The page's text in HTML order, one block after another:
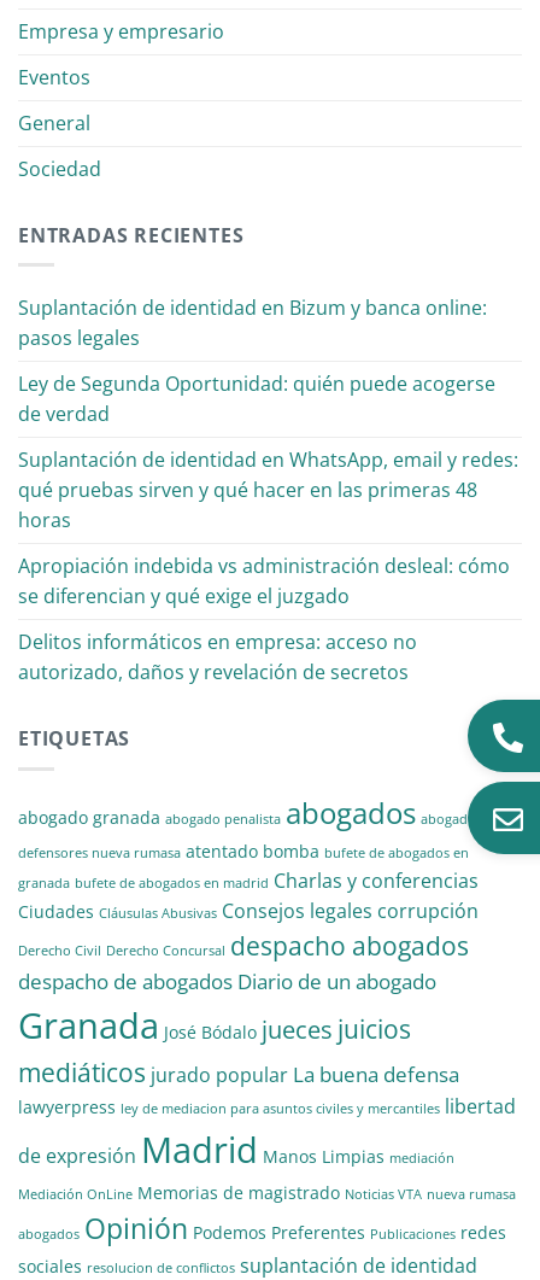
Empresa y empresario
Eventos
General
Sociedad
ENTRADAS RECIENTES
Suplantación de identidad en Bizum y banca online:
pasos legales
Ley de Segunda Oportunidad: quién puede acogerse
de verdad
Suplantación de identidad en WhatsApp, email y redes:
qué pruebas sirven y qué hacer en las primeras 48
horas
Apropiación indebida vs administración desleal: cómo
se diferencian y qué exige el juzgado
Delitos informáticos en empresa: acceso no
autorizado, daños y revelación de secretos
ETIQUETAS
abogado granada abogado penalista abogados abogados
defensores nueva rumasa atentado bomba bufete de abogados en
granada bufete de abogados en madrid Charlas y conferencias
Ciudades Cláusulas Abusivas Consejos legales corrupción
Derecho Civil Derecho Concursal despacho abogados
despacho de abogados Diario de un abogado
Granada José Bódalo jueces juicios
mediáticos jurado popular La buena defensa
lawyerpress ley de mediacion para asuntos civiles y mercantiles libertad
de expresión Madrid Manos Limpias mediación
Mediación OnLine Memorias de magistrado Noticias VTA nueva rumasa
abogados Opinión Podemos Preferentes Publicaciones redes
sociales resolucion de conflictos suplantación de identidad